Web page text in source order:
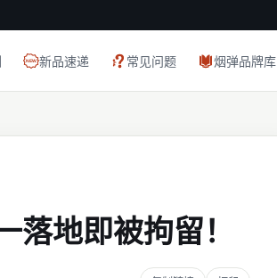
新品速递 常见问题 烟弹品牌库
地即被拘留！